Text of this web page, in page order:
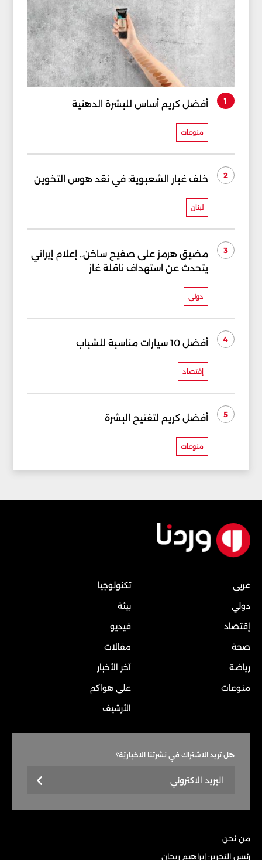
1 أفضل كريم أساس للبشرة الدهنية
منوعات
2 خلف غبار الشعبوية: في نقد هوس التخوين
لبنان
3
مضيق هرمز على صفيح ساخن.. إعلام إيراني
يتحدث عن استهداف ناقلة غاز
دولي
4 أفضل 10 سيارات مناسبة للشباب
إقتصاد
5 أفضل كريم لتفتيح البشرة
منوعات
عربي
دولي
إقتصاد
صحة
رياضة
منوعات
تكنولوجيا
بيئة
فيديو
مقالات
آخر الأخبار
على هواكم
الأرشيف
هل تريد الاشتراك في نشرتنا الاخباريّة؟
من نحن
رئيس التحرير: إبراهيم ريحان